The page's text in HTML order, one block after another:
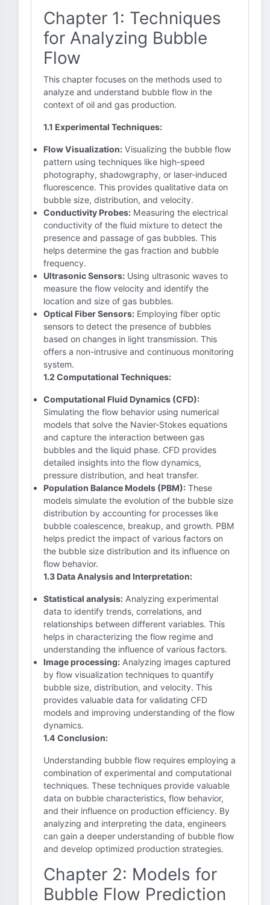
Chapter 1: Techniques
for Analyzing Bubble
Flow
This chapter focuses on the methods used to
analyze and understand bubble flow in the
context of oil and gas production.
1.1 Experimental Techniques:
Flow Visualization: Visualizing the bubble flow
pattern using techniques like high-speed
photography, shadowgraphy, or laser-induced
fluorescence. This provides qualitative data on
bubble size, distribution, and velocity.
Conductivity Probes: Measuring the electrical
conductivity of the fluid mixture to detect the
presence and passage of gas bubbles. This
helps determine the gas fraction and bubble
frequency.
Ultrasonic Sensors: Using ultrasonic waves to
measure the flow velocity and identify the
location and size of gas bubbles.
Optical Fiber Sensors: Employing fiber optic
sensors to detect the presence of bubbles
based on changes in light transmission. This
offers a non-intrusive and continuous monitoring
system.
1.2 Computational Techniques:
Computational Fluid Dynamics (CFD):
Simulating the flow behavior using numerical
models that solve the Navier-Stokes equations
and capture the interaction between gas
bubbles and the liquid phase. CFD provides
detailed insights into the flow dynamics,
pressure distribution, and heat transfer.
Population Balance Models (PBM): These
models simulate the evolution of the bubble size
distribution by accounting for processes like
bubble coalescence, breakup, and growth. PBM
helps predict the impact of various factors on
the bubble size distribution and its influence on
flow behavior.
1.3 Data Analysis and Interpretation:
Statistical analysis: Analyzing experimental
data to identify trends, correlations, and
relationships between different variables. This
helps in characterizing the flow regime and
understanding the influence of various factors.
Image processing: Analyzing images captured
by flow visualization techniques to quantify
bubble size, distribution, and velocity. This
provides valuable data for validating CFD
models and improving understanding of the flow
dynamics.
1.4 Conclusion:
Understanding bubble flow requires employing a
combination of experimental and computational
techniques. These techniques provide valuable
data on bubble characteristics, flow behavior,
and their influence on production efficiency. By
analyzing and interpreting the data, engineers
can gain a deeper understanding of bubble flow
and develop optimized production strategies.
Chapter 2: Models for
Bubble Flow Prediction